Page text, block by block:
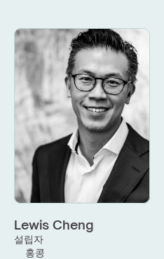
Lewis Cheng
설립자
홍콩